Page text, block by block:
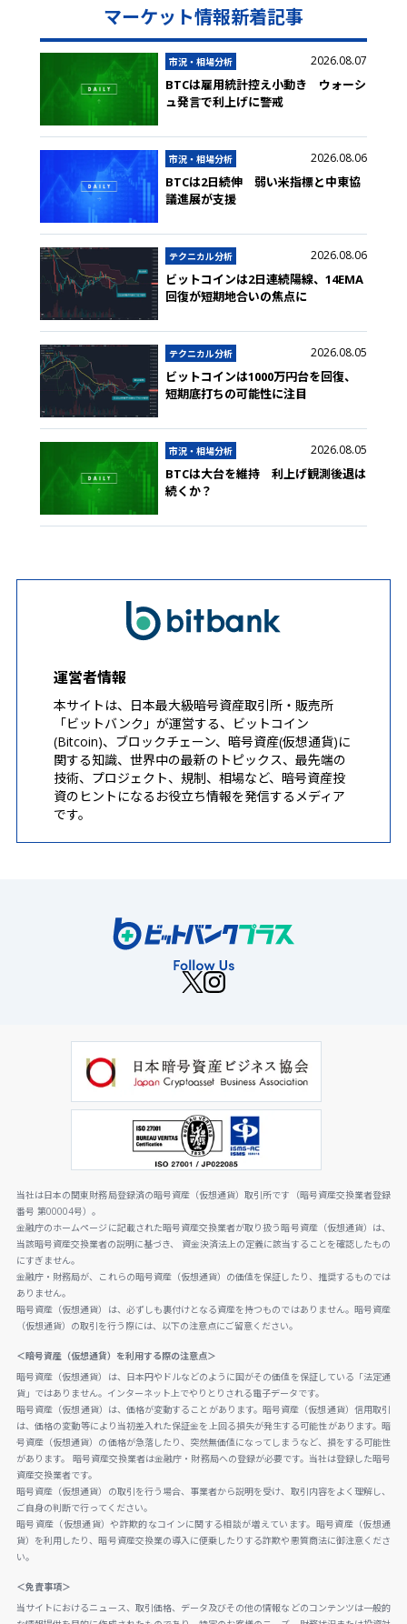
マーケット情報新着記事
市況・相場分析 2026.08.07
BTCは雇用統計控え小動き ウォーシ
ュ発言で利上げに警戒
市況・相場分析 2026.08.06
BTCは2日続伸 弱い米指標と中東協
議進展が支援
テクニカル分析 2026.08.06
ビットコインは2日連続陽線、14EMA
回復が短期地合いの焦点に
テクニカル分析 2026.08.05
ビットコインは1000万円台を回復、
短期底打ちの可能性に注目
市況・相場分析 2026.08.05
BTCは大台を維持 利上げ観測後退は
続くか？
運営者情報
本サイトは、日本最大級暗号資産取引所・販売所
「ビットバンク」が運営する、ビットコイン
(Bitcoin)、ブロックチェーン、暗号資産(仮想通貨)に
関する知識、世界中の最新のトピックス、最先端の
技術、プロジェクト、規制、相場など、暗号資産投
資のヒントになるお役立ち情報を発信するメディア
です。
当社は日本の関東財務局登録済の暗号資産（仮想通貨）取引所です（暗号資産交換業者登録
番号 第00004号）。
金融庁のホームページに記載された暗号資産交換業者が取り扱う暗号資産（仮想通貨）は、
当該暗号資産交換業者の説明に基づき、 資金決済法上の定義に該当することを確認したもの
にすぎません。
金融庁・財務局が、これらの暗号資産（仮想通貨）の価値を保証したり、推奨するものでは
ありません。
暗号資産（仮想通貨）は、必ずしも裏付けとなる資産を持つものではありません。暗号資産
（仮想通貨）の取引を行う際には、以下の注意点にご留意ください。
＜暗号資産（仮想通貨）を利用する際の注意点＞
暗号資産（仮想通貨）は、日本円やドルなどのように国がその価値を保証している「法定通
貨」ではありません。インターネット上でやりとりされる電子データです。
暗号資産（仮想通貨）は、価格が変動することがあります。暗号資産（仮想通貨）信用取引
は、価格の変動等により当初差入れた保証金を上回る損失が発生する可能性があります。暗
号資産（仮想通貨）の価格が急落したり、突然無価値になってしまうなど、損をする可能性
があります。 暗号資産交換業者は金融庁・財務局への登録が必要です。当社は登録した暗号
資産交換業者です。
暗号資産（仮想通貨）の取引を行う場合、事業者から説明を受け、取引内容をよく理解し、
ご自身の判断で行ってください。
暗号資産（仮想通貨）や詐欺的なコインに関する相談が増えています。暗号資産（仮想通
貨）を利用したり、暗号資産交換業の導入に便乗したりする詐欺や悪質商法に御注意くださ
い。
＜免責事項＞
当サイトにおけるニュース、取引価格、データ及びその他の情報などのコンテンツは一般的